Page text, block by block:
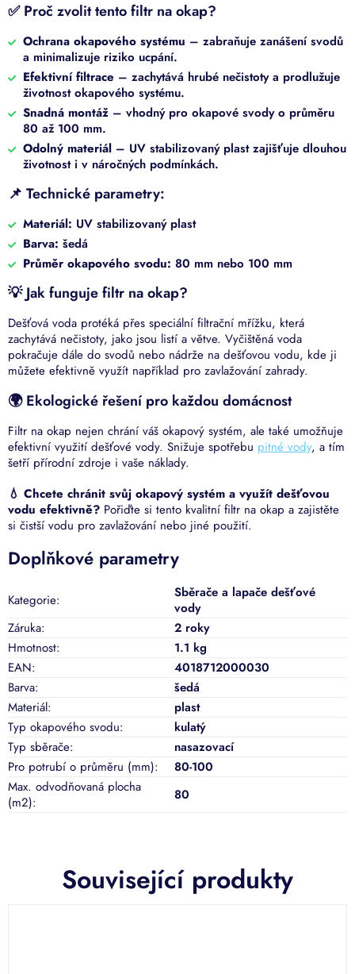
Související produkty
✅ Proč zvolit tento filtr na okap?
Ochrana okapového systému – zabraňuje zanášení svodů
a minimalizuje riziko ucpání.
Efektivní filtrace – zachytává hrubé nečistoty a prodlužuje
životnost okapového systému.
Snadná montáž – vhodný pro okapové svody o průměru
80 až 100 mm.
Odolný materiál – UV stabilizovaný plast zajišťuje dlouhou
životnost i v náročných podmínkách.
📌 Technické parametry:
Materiál: UV stabilizovaný plast
Barva: šedá
Průměr okapového svodu: 80 mm nebo 100 mm
💡 Jak funguje filtr na okap?
Dešťová voda protéká přes speciální filtrační mřížku, která
zachytává nečistoty, jako jsou listí a větve. Vyčištěná voda
pokračuje dále do svodů nebo nádrže na dešťovou vodu, kde ji
můžete efektivně využít například pro zavlažování zahrady.
🌍 Ekologické řešení pro každou domácnost
Filtr na okap nejen chrání váš okapový systém, ale také umožňuje
efektivní využití dešťové vody. Snižuje spotřebu pitné vody, a tím
šetří přírodní zdroje i vaše náklady.
💧 Chcete chránit svůj okapový systém a využít dešťovou
vodu efektivně? Pořiďte si tento kvalitní filtr na okap a zajistěte
si čistší vodu pro zavlažování nebo jiné použití.
Doplňkové parametry
Kategorie:
Sběrače a lapače dešťové
vody
Záruka:
2 roky
Hmotnost:
1.1 kg
EAN:
4018712000030
Barva:
šedá
Materiál:
plast
Typ okapového svodu:
kulatý
Typ sběrače:
nasazovací
Pro potrubí o průměru (mm):
80-100
Max. odvodňovaná plocha
(m2): 80